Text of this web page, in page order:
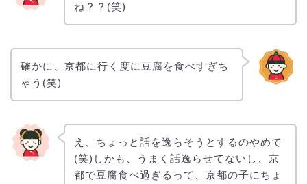
ね？？(笑)
確かに、京都に行く度に豆腐を食べすぎち
ゃう(笑)
え、ちょっと話を逸らそうとするのやめて
(笑)しかも、うまく話逸らせてないし、京
都で豆腐食べ過ぎるって、京都の子にちょ